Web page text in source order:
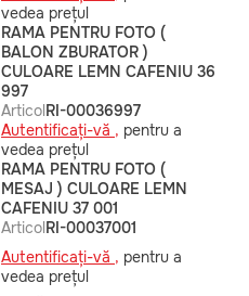
vedea prețul
RAMA PENTRU FOTO (
BALON ZBURATOR )
CULOARE LEMN CAFENIU 36
997
ArticolRI-00036997
Autentificați-vă , pentru a
vedea prețul
RAMA PENTRU FOTO (
MESAJ ) CULOARE LEMN
CAFENIU 37 001
ArticolRI-00037001
Autentificați-vă , pentru a
vedea prețul